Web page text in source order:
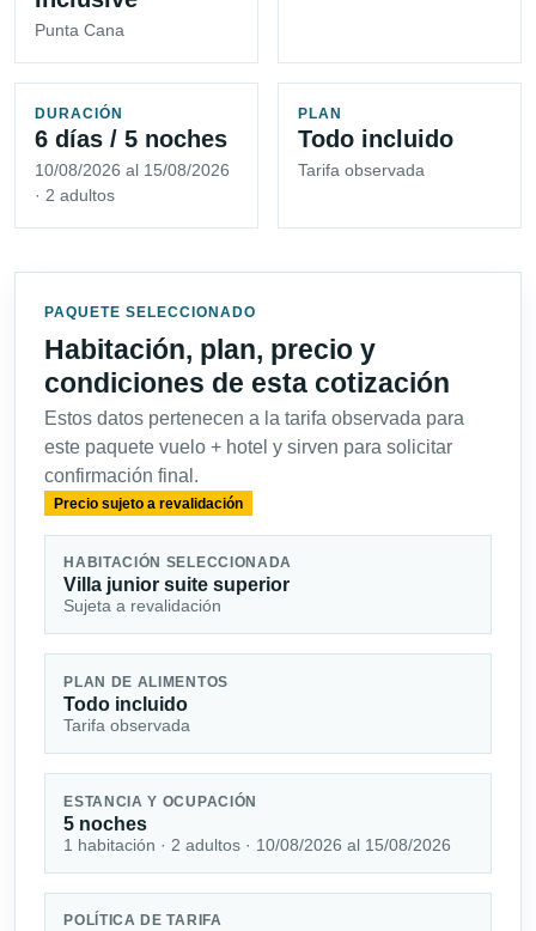
Punta Cana
DURACIÓN
6 días / 5 noches
10/08/2026 al 15/08/2026
· 2 adultos
PLAN
Todo incluido
Tarifa observada
PAQUETE SELECCIONADO
Habitación, plan, precio y
condiciones de esta cotización
Estos datos pertenecen a la tarifa observada para
este paquete vuelo + hotel y sirven para solicitar
confirmación final.
Precio sujeto a revalidación
HABITACIÓN SELECCIONADA
Villa junior suite superior
Sujeta a revalidación
PLAN DE ALIMENTOS
Todo incluido
Tarifa observada
ESTANCIA Y OCUPACIÓN
5 noches
1 habitación · 2 adultos · 10/08/2026 al 15/08/2026
POLÍTICA DE TARIFA